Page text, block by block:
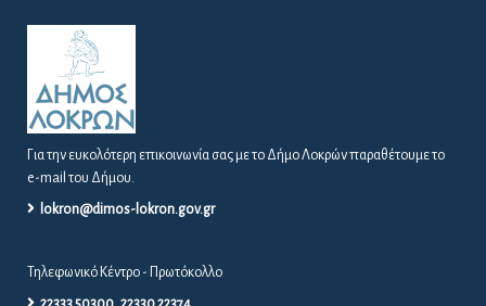
Για την ευκολότερη επικοινωνία σας με το Δήμο Λοκρών παραθέτουμε το
e-mail του Δήμου.
lokron@dimos-lokron.gov.gr
Τηλεφωνικό Κέντρο - Πρωτόκολλο